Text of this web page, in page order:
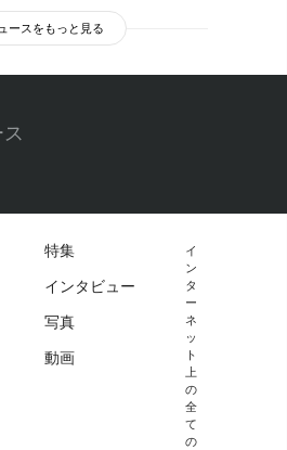
ースをもっと見る
特集
インタビュー
写真
動画
イ
ン
タ
ー
ネ
ッ
ト
上
の
全
て
の